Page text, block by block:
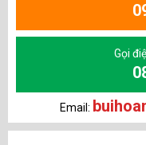
Gọi
Email: